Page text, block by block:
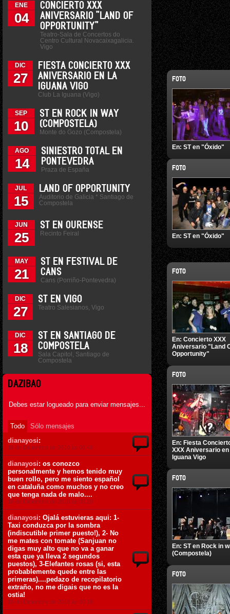
ENE
04
CONCIERTO XXX
ANIVERSARIO "LAND OF
OPPORTUNITY"
Teatro-Sala de Concertos do
Centro Cultural Novacaixagalicia.
Vigo
DIC
27
FIESTA CONCIERTO XXX
ANIVERSARIO EN LA
IGUANA VIGO
Club La Iguana (Vigo)
SEP
10
ST EN ROCK IN WAY
(COMPOSTELA)
Monte do Gozo (Compostela)
AGO
14
SINIESTRO TOTAL EN
PONTEVEDRA
Praza de España
JUL
15
LAND OF OPPORTUNITY
Auditorio de Galicia * Santiago de
Compostela
JUN
25
ST EN OURENSE
Recinto Feiral
MAY
21
ST EN FESTIVAL DE
CANS
Cans (Porriño-Pontevedra)
DIC
27
ST EN VIGO
Teatro Salesianos, Vigo
DIC
18
ST EN SANTIAGO DE
COMPOSTELA
Sala Capitol, Santiago de
Compostela
DAZIBAO
Debes estar logueado para enviar mensajes...
Todo
Sólo mensajes
dianayosi:
16 de Diciembre de 2010 ás 00:48
dianayosi: os conozco
personalmente y hemos tenido muy
buen rollo, pero me siento español
en cataluña como muchos y no creo
que tenga nada de malo....
16 de Diciembre de 2010 ás 00:20
dianayosi: Ojalá estuvieras aqui: 1-
Taxi conduzca por la sombra
(indiscutible primer puesto!), 2- No
me mates con tomate (Sanjuan no
digas muy alto que no va a ganar
esta que ya lleva 2 segundos
puestos), 3-Elefantes rosas (si, esta
probablemente quede entre las
primeras)....pedazo de recopilatorio
extraño, no me digais que no es la
ostia!
16 de Diciembre de 2010 ás 00:19
FOTO
En: ST en "Óxido"
FOTO
En: ST en "Óxido"
FOTO
En: Concierto XXX
Aniversario "Land
Opportunity"
FOTO
En: Fiesta
XXX Aniversario en
Iguana Vigo
FOTO
En: ST en Rock in
(Compostela)
FOTO